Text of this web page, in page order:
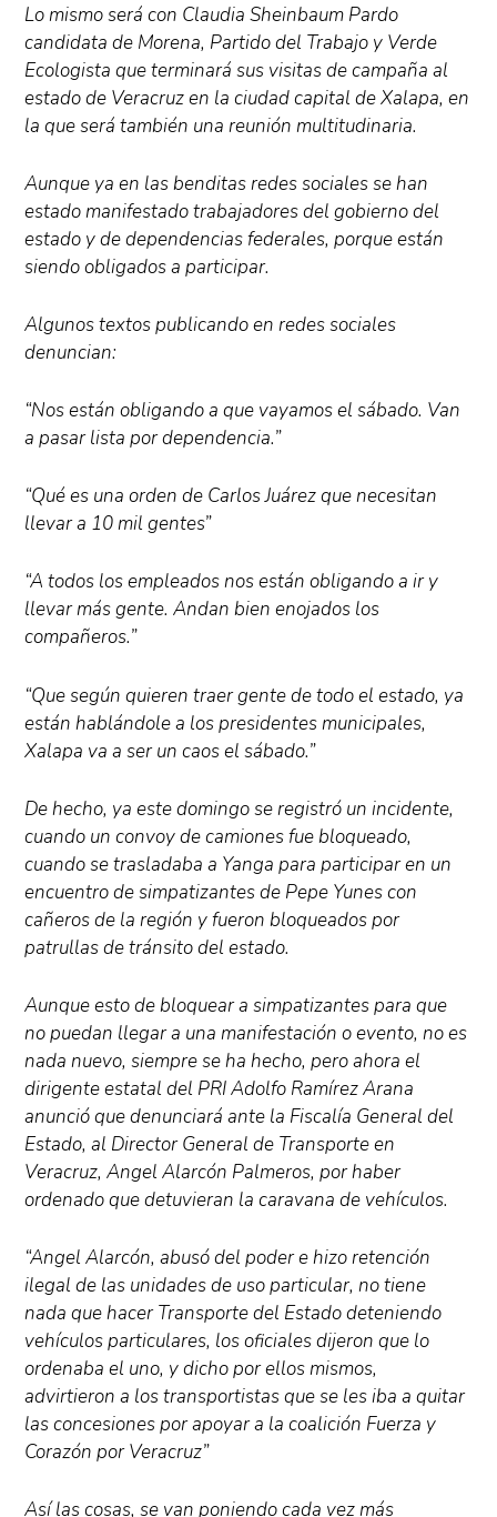
Lo mismo será con Claudia Sheinbaum Pardo
candidata de Morena, Partido del Trabajo y Verde
Ecologista que terminará sus visitas de campaña al
estado de Veracruz en la ciudad capital de Xalapa, en
la que será también una reunión multitudinaria.
Aunque ya en las benditas redes sociales se han
estado manifestado trabajadores del gobierno del
estado y de dependencias federales, porque están
siendo obligados a participar.
Algunos textos publicando en redes sociales
denuncian:
“Nos están obligando a que vayamos el sábado. Van
a pasar lista por dependencia.”
“Qué es una orden de Carlos Juárez que necesitan
llevar a 10 mil gentes”
“A todos los empleados nos están obligando a ir y
llevar más gente. Andan bien enojados los
compañeros.”
“Que según quieren traer gente de todo el estado, ya
están hablándole a los presidentes municipales,
Xalapa va a ser un caos el sábado.”
De hecho, ya este domingo se registró un incidente,
cuando un convoy de camiones fue bloqueado,
cuando se trasladaba a Yanga para participar en un
encuentro de simpatizantes de Pepe Yunes con
cañeros de la región y fueron bloqueados por
patrullas de tránsito del estado.
Aunque esto de bloquear a simpatizantes para que
no puedan llegar a una manifestación o evento, no es
nada nuevo, siempre se ha hecho, pero ahora el
dirigente estatal del PRI Adolfo Ramírez Arana
anunció que denunciará ante la Fiscalía General del
Estado, al Director General de Transporte en
Veracruz, Angel Alarcón Palmeros, por haber
ordenado que detuvieran la caravana de vehículos.
“Angel Alarcón, abusó del poder e hizo retención
ilegal de las unidades de uso particular, no tiene
nada que hacer Transporte del Estado deteniendo
vehículos particulares, los oficiales dijeron que lo
ordenaba el uno, y dicho por ellos mismos,
advirtieron a los transportistas que se les iba a quitar
las concesiones por apoyar a la coalición Fuerza y
Corazón por Veracruz”
Así las cosas, se van poniendo cada vez más